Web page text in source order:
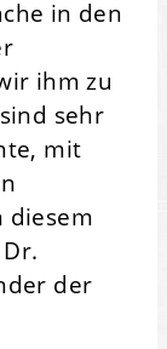
in den
ihm zu
sehr
mit
diesem
der